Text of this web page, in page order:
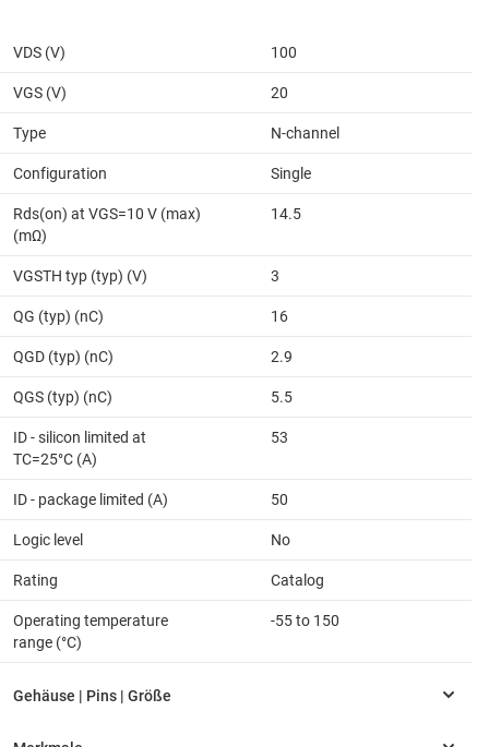
VDS (V) 100
VGS (V) 20
Type N-channel
Configuration Single
Rds(on) at VGS=10 V (max)
(mΩ)
14.5
VGSTH typ (typ) (V) 3
QG (typ) (nC) 16
QGD (typ) (nC) 2.9
QGS (typ) (nC) 5.5
ID - silicon limited at
TC=25°C (A)
53
ID - package limited (A) 50
Logic level No
Rating Catalog
Operating temperature
range (°C)
-55 to 150